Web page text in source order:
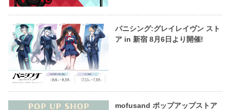
パニシング:グレイレイヴン スト
ア in 新宿 8月6日より開催!
mofusand ポップアップストア